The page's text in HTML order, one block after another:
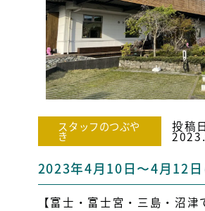
スタッフのつぶや
き
投稿
【富士・富士宮・三島・沼津